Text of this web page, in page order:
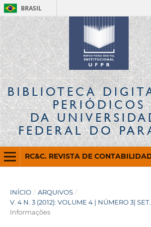
BRASIL
Acesso
BIBLIOTECA
PERIÓDICOS
DA
FEDERAL DO
INÍCIO / ARQUIVOS /
V. 4 N. 3 (2012): VOLUME 4 | NÚMERO 3|
Informações